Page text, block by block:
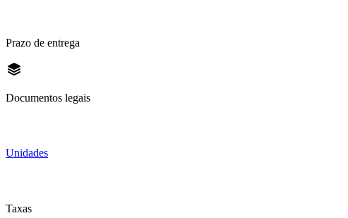
Prazo de entrega
Documentos legais
Unidades
Taxas